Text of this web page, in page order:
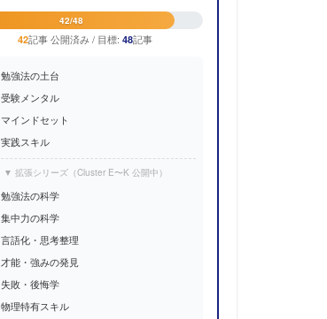
42/48
42記事 公開済み / 目標: 48記事
勉強法の土台
受験メンタル
マインドセット
実践スキル
▼ 拡張シリーズ（Cluster E〜K 公開中）
勉強法の科学
集中力の科学
言語化・思考整理
才能・強みの発見
失敗・後悔学
物理特有スキル